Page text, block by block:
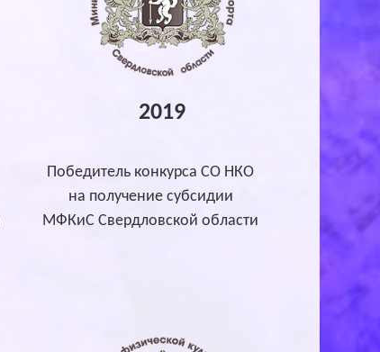
2019
Победитель конкурса СО НКО
на получение субсидии
МФКиС Свердловской области